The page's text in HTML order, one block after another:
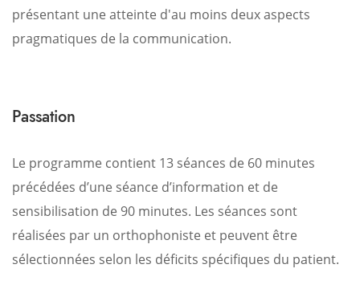
présentant une atteinte d'au moins deux aspects
pragmatiques de la communication.
Passation
Le programme contient 13 séances de 60 minutes
précédées d’une séance d’information et de
sensibilisation de 90 minutes. Les séances sont
réalisées par un orthophoniste et peuvent être
sélectionnées selon les déficits spécifiques du patient.